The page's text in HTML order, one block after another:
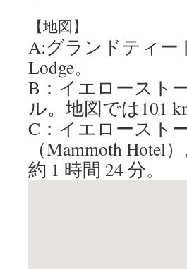
【地図】
A:グランドティー
Lodge。
B：イエロースト
ル。地図では101
C：イエロースト
（Mammoth Hotel
約 1 時間 24 分。